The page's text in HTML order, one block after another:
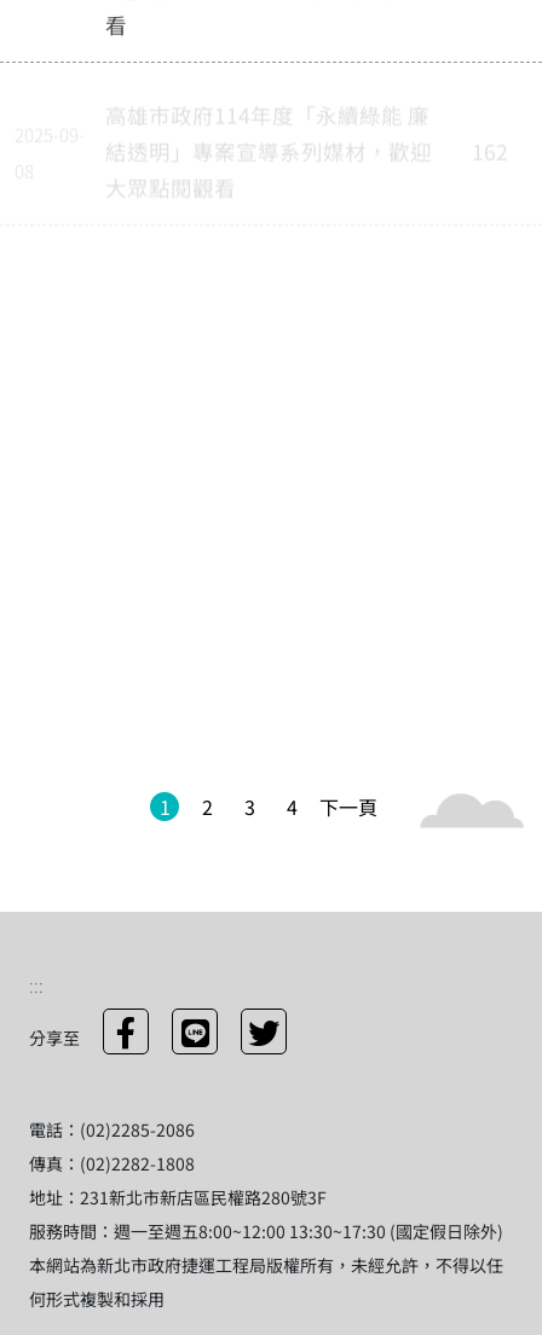
看
高雄市政府114年度「永續綠能 廉
結透明」專案宣導系列媒材，歡迎
大眾點閱觀看
162
1 2 3 4 下一頁
:::
分享至
電話：(02)2285-2086
傳真：(02)2282-1808
地址：231新北市新店區民權路280號3F
服務時間：週一至週五8:00~12:00 13:30~17:30 (國定假日除外)
本網站為新北市政府捷運工程局版權所有，未經允許，不得以任
何形式複製和採用